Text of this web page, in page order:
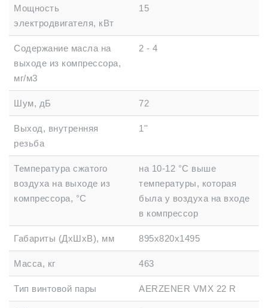
Мощность
электродвигателя, кВт
15
Содержание масла на
выходе из компрессора,
мг/м3
2 - 4
Шум, дБ 72
Выход, внутренняя
резьба
1''
Температура сжатого
воздуха на выходе из
компрессора, °C
на 10-12 °C выше
температуры, которая
была у воздуха на входе
в компрессор
Габариты (ДхШхВ), мм 895x820x1495
Масса, кг 463
Тип винтовой пары AERZENER VMX 22 R